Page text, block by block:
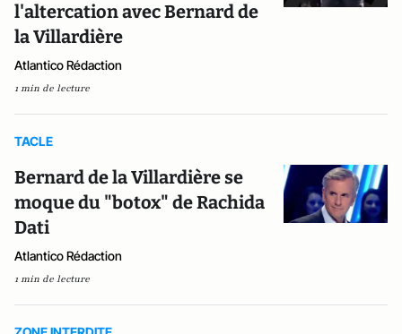
l'altercation avec Bernard de
la Villardière
Atlantico Rédaction
1 min de lecture
TACLE
Bernard de la Villardière se
moque du "botox" de Rachida
Dati
Atlantico Rédaction
1 min de lecture